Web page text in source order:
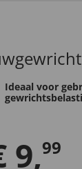
Ideaal voor
9,99